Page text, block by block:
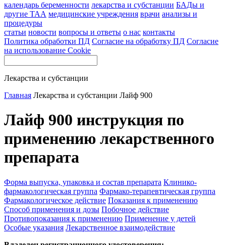
календарь беременности лекарства и субстанции БАДы и
другие ТАА медицинские учреждения врачи анализы и
процедуры
статьи новости вопросы и ответы о нас контакты
Политика обработки ПД Согласие на обработку ПД Согласие
на использование Cookie
Лекарства и субстанции
Главная Лекарства и субстанции Лайф 900
Лайф 900 инструкция по
применению лекарственного
препарата
Форма выпуска, упаковка и состав препарата Клинико-
фармакологическая группа Фармако-терапевтическая группа
Фармакологическое действие Показания к применению
Способ применения и дозы Побочное действие
Противопоказания к применению Применение у детей
Особые указания Лекарственное взаимодействие